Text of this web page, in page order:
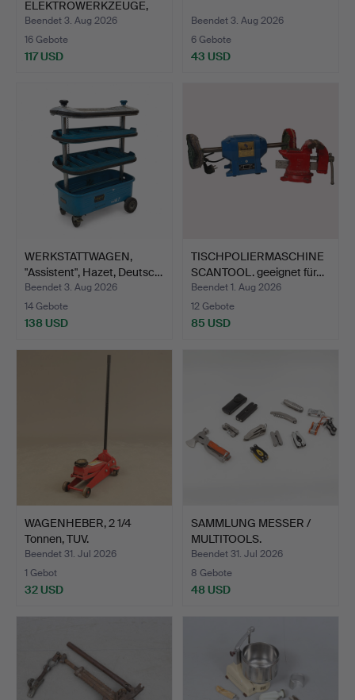
ELEKTROWERKZEUGE,
ein Posten.
Beendet 3. Aug 2026
16 Gebote
117 USD
Beendet 3. Aug 2026
6 Gebote
43 USD
WERKSTATTWAGEN,
"Assistent", Hazet, Deutsc…
Beendet 3. Aug 2026
14 Gebote
138 USD
TISCHPOLIERMASCHINE
SCANTOOL. geeignet für…
Beendet 1. Aug 2026
12 Gebote
85 USD
WAGENHEBER, 2 1/4
Tonnen, TUV.
Beendet 31. Jul 2026
1 Gebot
32 USD
SAMMLUNG MESSER /
MULTITOOLS.
Beendet 31. Jul 2026
8 Gebote
48 USD